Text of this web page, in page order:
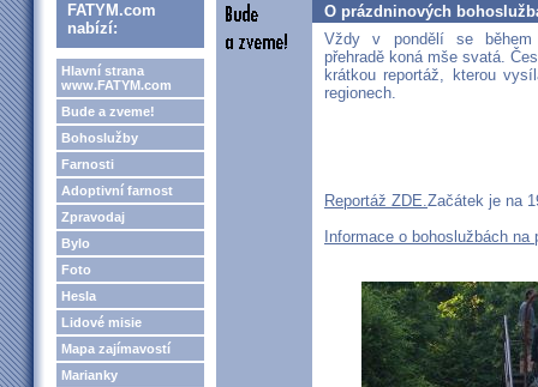
FATYM.com
nabízí:
Hlavní strana
www.FATYM.com
Bude a zveme!
Bohoslužby
Farnosti
Adoptivní farnost
Zpravodaj
Bylo
Foto
Hesla
Lidové misie
Mapa zajímavostí
Marianky
O prázdninových
Vždy v pondělí se během
přehradě koná mše svatá.
krátkou reportáž, kterou
regionech.
Reportáž ZDE.Začátek je na
Informace o bohoslužbách na